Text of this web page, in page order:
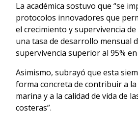
La académica sostuvo que “se
protocolos innovadores que
el crecimiento y supervivencia
una tasa de desarrollo mensual
supervivencia superior al 95% en
Asimismo, subrayó que esta
forma concreta de contribuir a
marina y a la calidad de vida de
costeras”.